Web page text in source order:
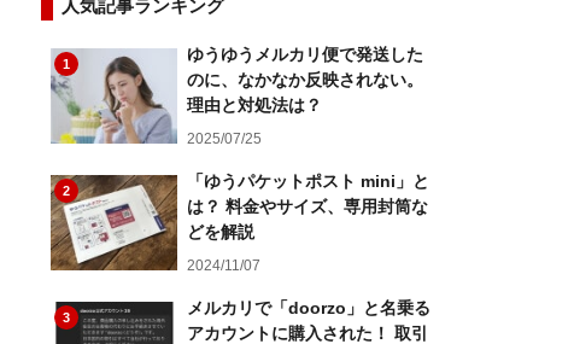
人気記事ランキング
1
ゆうゆうメルカリ便で発送した
のに、なかなか反映されない。
理由と対処法は？
2025/07/25
2
「ゆうパケットポスト mini」と
は？ 料金やサイズ、専用封筒な
どを解説
2024/11/07
3
メルカリで「doorzo」と名乗る
アカウントに購入された！ 取引